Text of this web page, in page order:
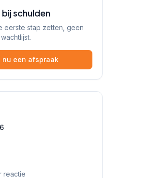
bij schulden
eerste stap zetten, geen
wachtlijst.
nu een afspraak
reactie